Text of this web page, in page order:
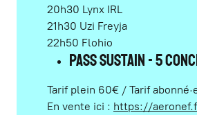
20h30 Lynx IRL
21h30 Uzi Freyja
22h50 Flohio
Pass Sustain - 5
Tarif plein 60€ / Tarif abonné
En vente ici : https://